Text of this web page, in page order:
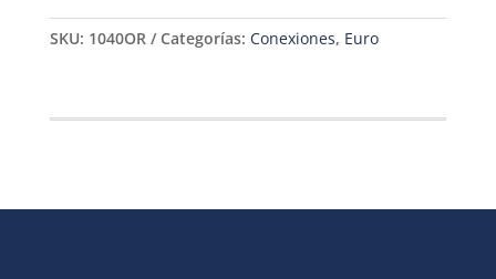
SKU: 1040OR Categorías: Conexiones, Euro